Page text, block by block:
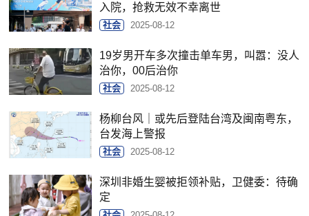
入院，抢救无效不幸离世
社会 2025-08-12
19岁男开车多次撞击单车男，叫嚣：没人
治你，00后治你
社会 2025-08-12
杨柳台风｜或先后登陆台湾及闽南粤东，
台发海上警报
社会 2025-08-12
深圳非婚生婴被拒领补贴，卫健委：待确
定